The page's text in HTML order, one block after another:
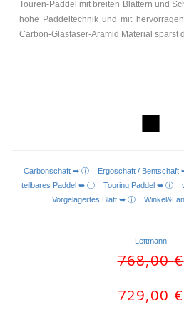
Touren-Paddel mit breiten Blättern und
hohe Paddeltechnik und mit
Carbon-Glasfaser-Aramid Material sparst
Carbonschaft ➥ ⓘ Ergoschaft /
teilbares Paddel ➥ ⓘTouring Paddel ➥ ⓘ
Vorgelagertes Blatt ➥ ⓘ
Lettmann
768,00€
729,00 €